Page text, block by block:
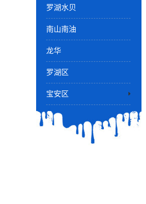
罗湖水贝
南山南油
龙华
罗湖区
宝安区